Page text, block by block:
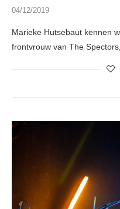
04/12/2019
Marieke Hutsebaut kennen
frontvrouw van The